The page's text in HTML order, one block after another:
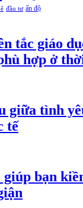
đầu tư ấn độ
tắc giáo
hợp ở
giữa tình
tế
giúp bạn